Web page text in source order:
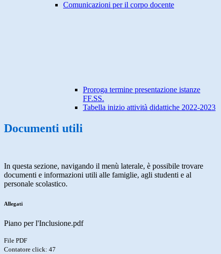
Comunicazioni per il corpo docente
Proroga termine presentazione istanze
FF.SS.
Tabella inizio attività didattiche 2022-2023
Documenti utili
In questa sezione, navigando il menù laterale, è possibile trovare
documenti e informazioni utili alle famiglie, agli studenti e al
personale scolastico.
Allegati
Piano per l'Inclusione.pdf
File PDF
Contatore click: 47